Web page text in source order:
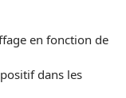
en fonction de
dans les